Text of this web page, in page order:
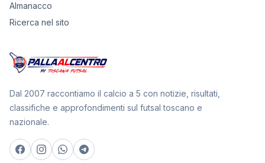
Almanacco
Ricerca nel sito
Dal 2007 raccontiamo il calcio a 5 con notizie, risultati,
classifiche e approfondimenti sul futsal toscano e
nazionale.